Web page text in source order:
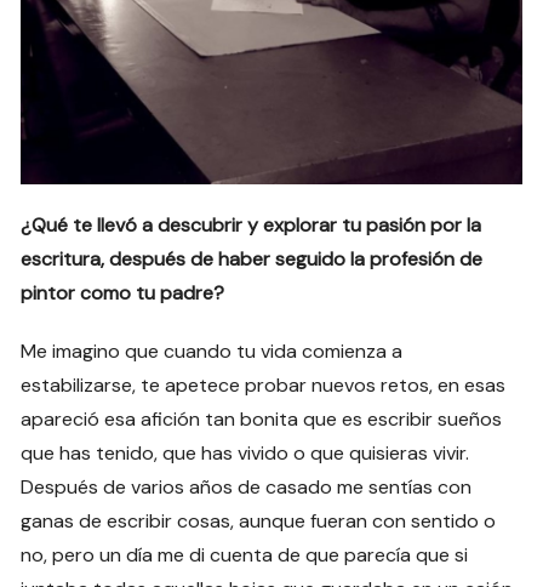
¿Qué te llevó a descubrir y explorar tu pasión por la
escritura, después de haber seguido la profesión de
pintor como tu padre?
Me imagino que cuando tu vida comienza a
estabilizarse, te apetece probar nuevos retos, en esas
apareció esa afición tan bonita que es escribir sueños
que has tenido, que has vivido o que quisieras vivir.
Después de varios años de casado me sentías con
ganas de escribir cosas, aunque fueran con sentido o
no, pero un día me di cuenta de que parecía que si